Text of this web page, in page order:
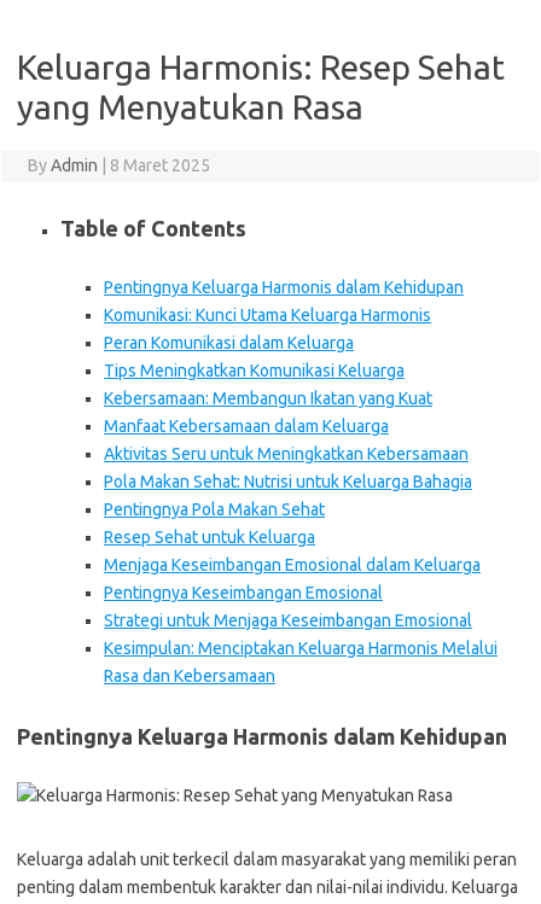
Keluarga Harmonis: Resep Sehat
yang Menyatukan Rasa
ByAdmin 8 Maret 2025
Table of Contents
Pentingnya Keluarga Harmonis dalam Kehidupan
Komunikasi: Kunci Utama Keluarga Harmonis
Peran Komunikasi dalam Keluarga
Tips Meningkatkan Komunikasi Keluarga
Kebersamaan: Membangun Ikatan yang Kuat
Manfaat Kebersamaan dalam Keluarga
Aktivitas Seru untuk Meningkatkan Kebersamaan
Pola Makan Sehat: Nutrisi untuk Keluarga Bahagia
Pentingnya Pola Makan Sehat
Resep Sehat untuk Keluarga
Menjaga Keseimbangan Emosional dalam Keluarga
Pentingnya Keseimbangan Emosional
Strategi untuk Menjaga Keseimbangan Emosional
Kesimpulan: Menciptakan Keluarga Harmonis Melalui
Rasa dan Kebersamaan
Pentingnya Keluarga Harmonis dalam Kehidupan
Keluarga adalah unit terkecil dalam masyarakat yang memiliki peran
penting dalam membentuk karakter dan nilai-nilai individu. Keluarga